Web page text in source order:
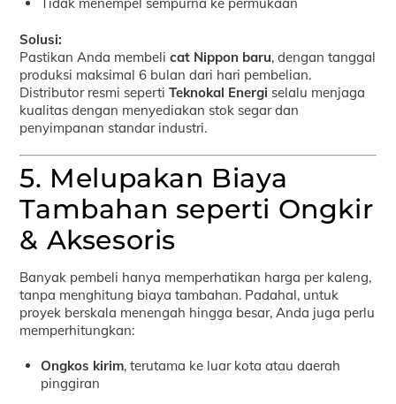
Tidak menempel sempurna ke permukaan
Solusi:
Pastikan Anda membelicat Nippon baru, dengan tanggal
produksi maksimal 6 bulan dari hari pembelian.
Distributor resmi sepertiTeknokal Energi selalu menjaga
kualitas dengan menyediakan stok segar dan
penyimpanan standar industri.
5. Melupakan Biaya
Tambahan seperti Ongkir
& Aksesoris
Banyak pembeli hanya memperhatikan harga per kaleng,
tanpa menghitung biaya tambahan. Padahal, untuk
proyek berskala menengah hingga besar, Anda juga perlu
memperhitungkan:
Ongkos kirim, terutama ke luar kota atau daerah
pinggiran